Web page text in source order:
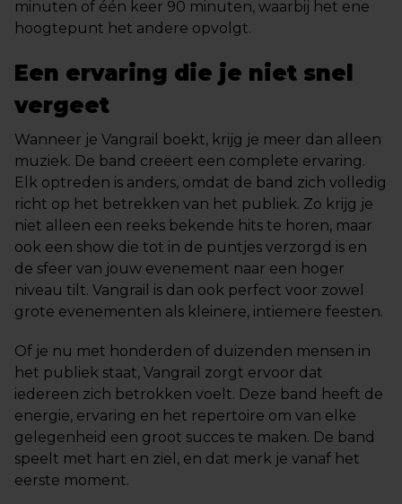
minuten of één keer 90 minuten, waarbij het ene
hoogtepunt het andere opvolgt.
Een ervaring die je niet snel
vergeet
Wanneer je Vangrail boekt, krijg je meer dan alleen
muziek. De band creëert een complete ervaring.
Elk optreden is anders, omdat de band zich volledig
richt op het betrekken van het publiek. Zo krijg je
niet alleen een reeks bekende hits te horen, maar
ook een show die tot in de puntjes verzorgd is en
de sfeer van jouw evenement naar een hoger
niveau tilt. Vangrail is dan ook perfect voor zowel
grote evenementen als kleinere, intiemere feesten.
Of je nu met honderden of duizenden mensen in
het publiek staat, Vangrail zorgt ervoor dat
iedereen zich betrokken voelt. Deze band heeft de
energie, ervaring en het repertoire om van elke
gelegenheid een groot succes te maken. De band
speelt met hart en ziel, en dat merk je vanaf het
eerste moment.